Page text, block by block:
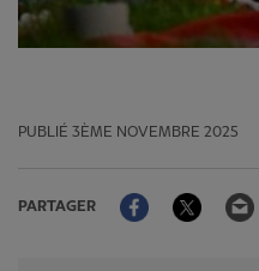
PUBLIÉ 3ÈME NOVEMBRE 2025
PARTAGER
FacebookTwitter